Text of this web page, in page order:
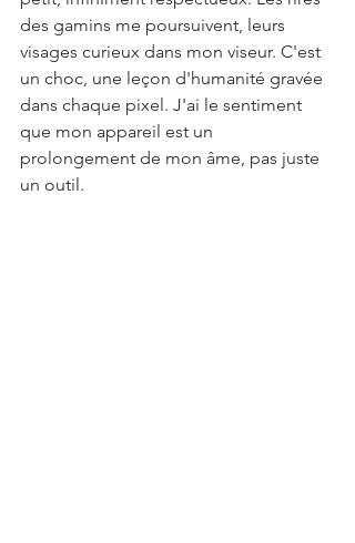
des gamins me poursuivent, leurs
visages curieux dans mon viseur. C'est
un choc, une leçon d'humanité gravée
dans chaque pixel. J'ai le sentiment
que mon appareil est un
prolongement de mon âme, pas juste
un outil.